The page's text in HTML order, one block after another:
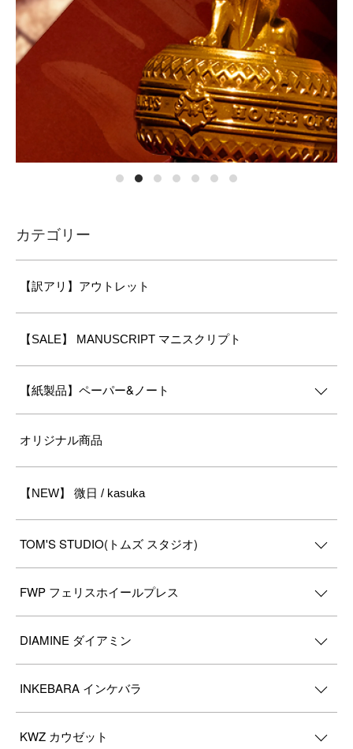
カテゴリー
【訳アリ】アウトレット
【SALE】 MANUSCRIPT マニスクリプト
【紙製品】ペーパー&ノート
オリジナル商品
【NEW】 微日 / kasuka
TOM'S STUDIO(トムズ スタジオ)
FWP フェリスホイールプレス
DIAMINE ダイアミン
INKEBARA インケバラ
KWZ カウゼット